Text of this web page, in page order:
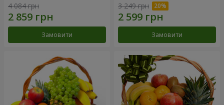
4 084 грн
Замовити
3 249 грн
Замовити